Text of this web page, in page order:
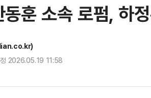
훈 소속 로펌, 하
2026.05.19 11:58